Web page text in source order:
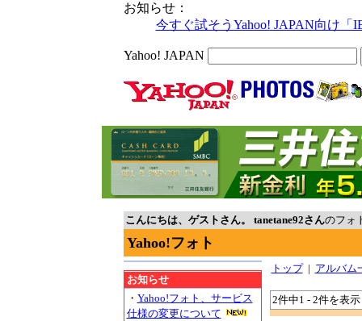
お知らせ：
今すぐ試そうYahoo! JAPAN向け「
Yahoo! JAPAN
こんにちは、ゲストさん。 tanetane92さんのフォ
Yahoo!フォト
お知らせ
・ Yahoo!フォト、サービス
仕様の変更について
トップ| アルバム
2件中1 - 2件を表示